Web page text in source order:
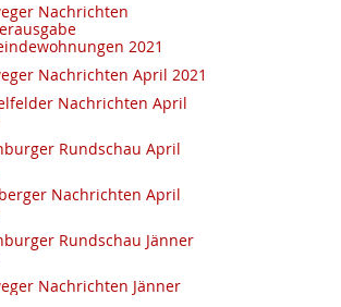
Nachrichten
2021
Nachrichten April 2021
Nachrichten April
Rundschau April
Nachrichten April
Rundschau Jänner
Nachrichten Jänner